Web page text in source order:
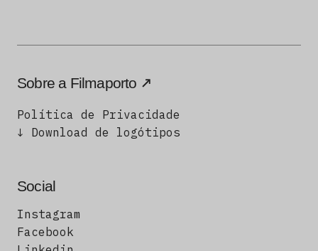
Sobre a Filmaporto
Política de Privacidade
↓ Download de logótipos
Social
Instagram
Facebook